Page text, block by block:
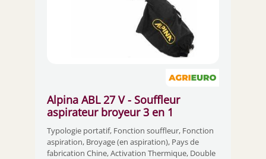
Alpina ABL 27 V - Souffleur
aspirateur broyeur 3 en 1
thermique avec moteur 2 temps
Typologie portatif, Fonction souffleur, Fonction
aspiration, Broyage (en aspiration), Pays de
fabrication Chine, Activation Thermique, Double